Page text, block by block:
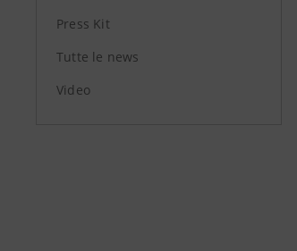
Press Kit
Tutte le news
Video